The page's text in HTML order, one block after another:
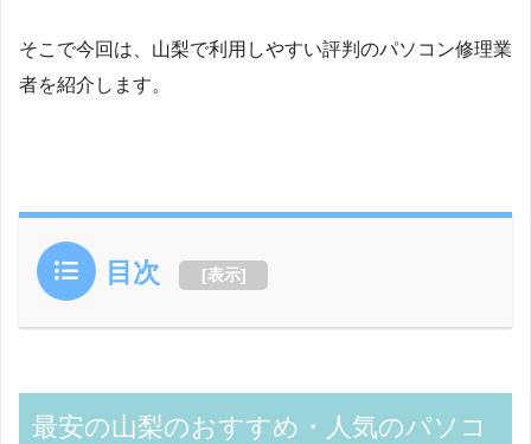
そこで今回は、山梨で利用しやすい評判のパソコン修理業
者を紹介します。
目次 [表示]
最安の山梨のおすすめ・人気のパソコ